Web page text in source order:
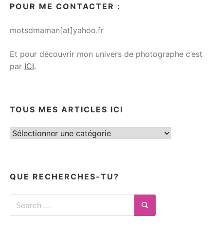
POUR ME CONTACTER :
motsdmaman[at]yahoo.fr
Et pour découvrir mon univers de photographe c’est
par ICI.
TOUS MES ARTICLES ICI
Tous
QUE RECHERCHES-TU?
Search
Search